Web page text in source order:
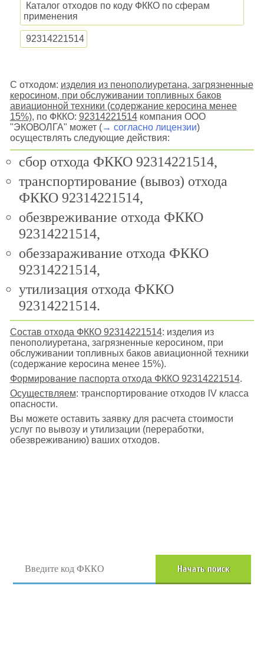
Каталог отходов по коду ФККО по сферам
применения
92314221514
С отходом: изделия из пенополиуретана, загрязненные
керосином, при обслуживании топливных баков
авиационной техники (содержание керосина менее
15%), по ФККО: 92314221514компания ООО
"ЭКОВОЛГА" может (→ согласно лицензии)
осуществлять следующие действия:
сбор отхода ФККО 92314221514,
транспортирование (вывоз) отхода
ФККО 92314221514,
обезвреживание отхода ФККО
92314221514,
обеззараживание отхода ФККО
92314221514,
утилизация отхода ФККО
92314221514.
Состав отхода ФККО 92314221514: изделия из
пенополиуретана, загрязненные керосином, при
обслуживании топливных баков авиационной техники
(содержание керосина менее 15%).
Формирование паспорта отхода ФККО 92314221514.
Осуществляем: транспортирование отходов lV класса
опасности.
Вы можете оставить заявку для расчета стоимости
услуг по вывозу и утилизации (переработки,
обезвреживанию) ваших отходов.
Начать поиск